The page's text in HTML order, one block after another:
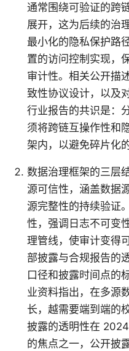
通常围绕可验证的跨
展开，这为后续的治
最小化的隐私保护路
置的访问控制实现，
审计性。相关公开描
致性协议设计，以及
行业报告的共识是：
须将跨链互操作性和
架内，以避免碎片化
数据治理框架的三层
源可信性，涵盖数据
源完整性的持续验证
性，强调日志不可变
理管线，使审计变得
部披露与合规报告的
口径和披露时间点的
业资料指出，在多源
长，越需要端到端的
披露的透明性在
的焦点之一，公开披